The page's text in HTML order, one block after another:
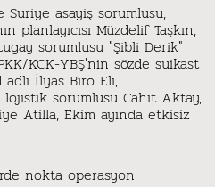
Suriye asayiş sorumlusu,
planlayıcısı Müzdelif Taşkın,
sorumlusu "Şibli Derik"
KCK-YBŞ'nin sözde suikast
İlyas Biro Eli,
lojistik sorumlusu Cahit Aktay,
Atilla, Ekim ayında etkisiz
nokta operasyon